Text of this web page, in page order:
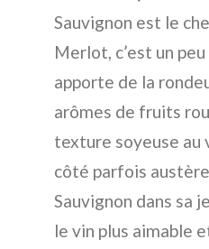
Sauvignon est le
Merlot, c’est un
apporte de la
arômes de fruits
texture soyeuse au
côté parfois
Sauvignon dans sa
le vin plus aimable